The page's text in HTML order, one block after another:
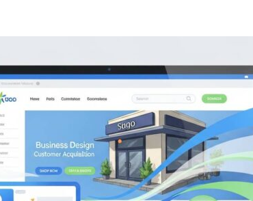
アクセス
Novelty
ノベルティ
Emergency
Supplies
防災備蓄品